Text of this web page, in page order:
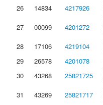
26
14834 4217926
27
00099 4201272
28
17106 4219104
29
26578 4201078
30
43268 25821725
31
43269 25821717